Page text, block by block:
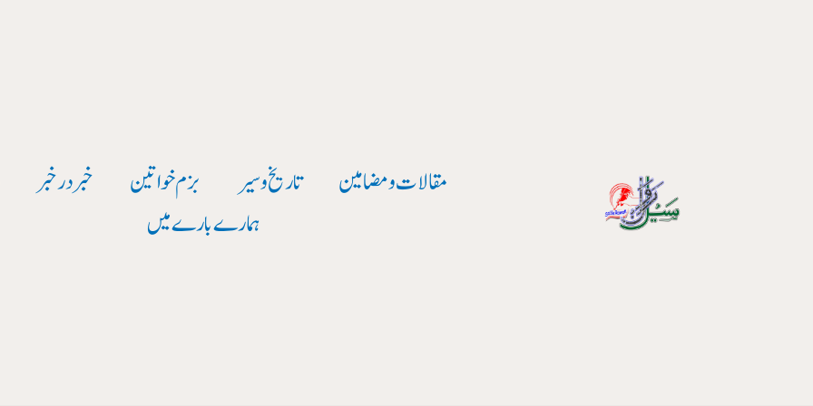
مقالات و مضامین تاریخ وسیر بزم خواتین خبر در خبر
ہمارے بارے میں